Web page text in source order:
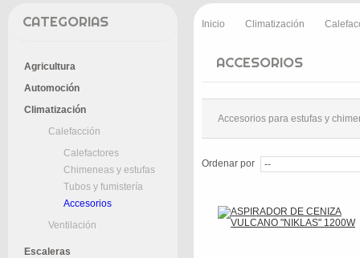
CATEGORIAS
Agricultura
Automoción
Climatización
Calefacción
Calefactores
Chimeneas y estufas
Tubos y fumistería
Accesorios
Ventilación
Escaleras
Inicio Climatización
ACCESORIOS
Accesorios para estufas y
Ordenar por